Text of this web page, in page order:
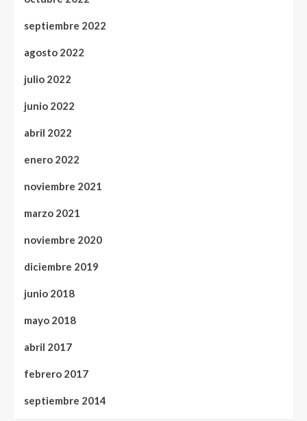
septiembre 2022
agosto 2022
julio 2022
junio 2022
abril 2022
enero 2022
noviembre 2021
marzo 2021
noviembre 2020
diciembre 2019
junio 2018
mayo 2018
abril 2017
febrero 2017
septiembre 2014